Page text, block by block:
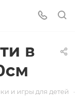
в
и игры для детей